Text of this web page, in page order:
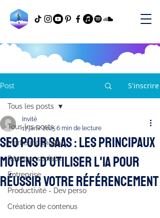
Post S'inscrire
Tous les posts
Marketing Digital
Réseaux sociaux
Entreprise
Productivité - Dev perso
Création de contenus
Tous les posts
SEO pour SaaS : les principaux
moyens d'utiliser l'IA pour
réussir votre référencement
Invité
17 janv. 2025 6 min de lecture